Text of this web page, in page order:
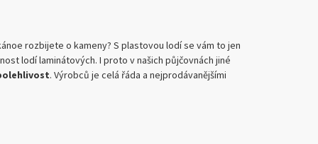
rozbijete o kameny? S plastovou lodí se vám to jen
lodí laminátových. I proto v našich půjčovnách jiné
. Výrobců je celá řáda a nejprodávanějšími